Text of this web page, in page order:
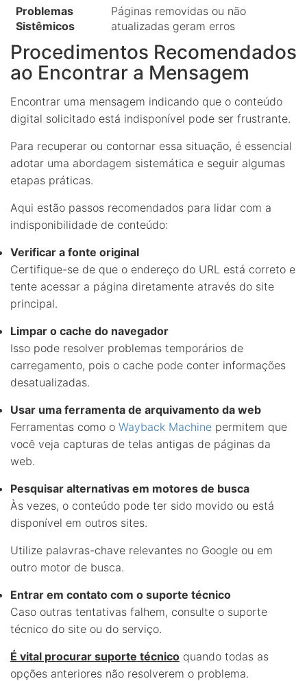
Problemas
Sistêmicos
Páginas removidas ou não
atualizadas geram erros
Procedimentos Recomendados
ao Encontrar a Mensagem
Encontrar uma mensagem indicando que o conteúdo
digital solicitado está indisponível pode ser frustrante.
Para recuperar ou contornar essa situação, é essencial
adotar uma abordagem sistemática e seguir algumas
etapas práticas.
Aqui estão passos recomendados para lidar com a
indisponibilidade de conteúdo:
Verificar a fonte original
Certifique-se de que o endereço do URL está correto e
tente acessar a página diretamente através do site
principal.
Limpar o cache do navegador
Isso pode resolver problemas temporários de
carregamento, pois o cache pode conter informações
desatualizadas.
Usar uma ferramenta de arquivamento da web
Ferramentas como o Wayback Machine permitem que
você veja capturas de telas antigas de páginas da
web.
Pesquisar alternativas em motores de busca
Às vezes, o conteúdo pode ter sido movido ou está
disponível em outros sites.
Utilize palavras-chave relevantes no Google ou em
outro motor de busca.
Entrar em contato com o suporte técnico
Caso outras tentativas falhem, consulte o suporte
técnico do site ou do serviço.
É vital procurar suporte técnico quando todas as
opções anteriores não resolverem o problema.